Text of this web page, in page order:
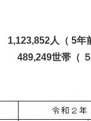
人（ 5年前
世帯（ ５年